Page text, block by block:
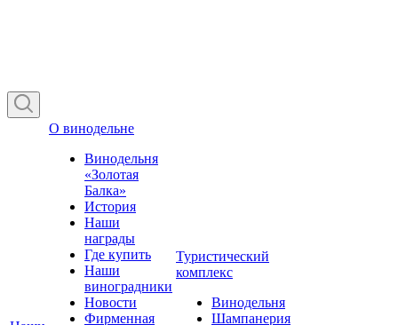
О винодельне
Винодельня
«Золотая
Балка»
История
Наши
награды
Где купить
Наши
виноградники
Новости
Фирменная
Туристический
комплекс
Винодельня
Шампанерия